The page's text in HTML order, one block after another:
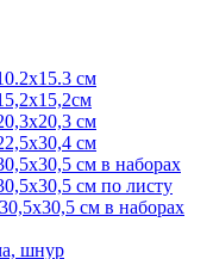
см
см
см
см в наборах
см по листу
см в наборах
шнур